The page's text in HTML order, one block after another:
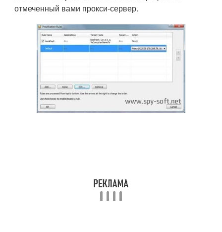
отмеченный вами прокси-сервер.